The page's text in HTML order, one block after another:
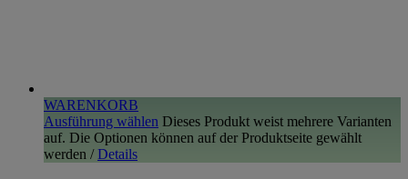
WARENKORB
Ausführung wählen Dieses Produkt weist mehrere Varianten
auf. Die Optionen können auf der Produktseite gewählt
werden / Details